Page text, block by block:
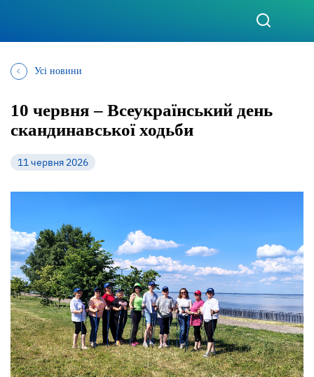
Усі новини
10 червня – Всеукраїнський день
скандинавської ходьби
11 червня 2026